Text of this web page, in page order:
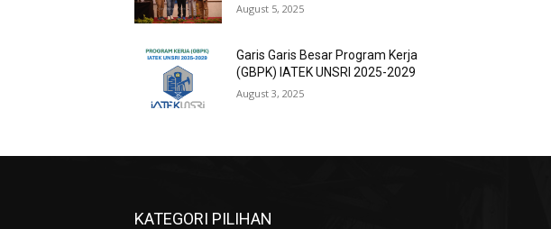
August 5, 2025
Garis Garis Besar Program Kerja
(GBPK) IATEK UNSRI 2025-2029
August 3, 2025
KATEGORI PILIHAN